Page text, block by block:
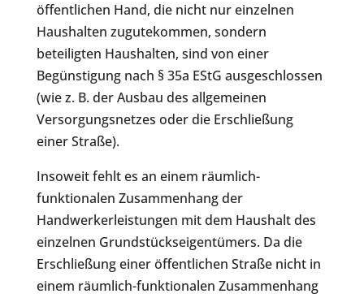
öffentlichen Hand, die nicht nur einzelnen
Haushalten zugutekommen, sondern
beteiligten Haushalten, sind von einer
Begünstigung nach § 35a EStG ausgeschlossen
(wie z. B. der Ausbau des allgemeinen
Versorgungsnetzes oder die Erschließung
einer Straße).
Insoweit fehlt es an einem räumlich-
funktionalen Zusammenhang der
Handwerkerleistungen mit dem Haushalt des
einzelnen Grundstückseigentümers. Da die
Erschließung einer öffentlichen Straße nicht in
einem räumlich-funktionalen Zusammenhang